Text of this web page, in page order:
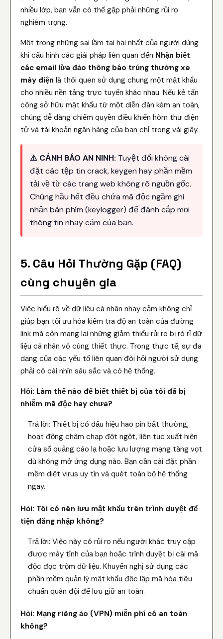
nhiều lớp, bạn vẫn có thể gặp phải những rủi ro
nghiêm trọng.
Một trong những sai lầm tai hại nhất của người dùng
khi cấu hình các giải pháp liên quan đến Nhận biết
các email lừa đảo thông báo trúng thưởng xe
máy điện là thói quen sử dụng chung một mật khẩu
cho nhiều nền tảng trực tuyến khác nhau. Nếu kẻ tấn
công sở hữu mật khẩu từ một diễn đàn kém an toàn,
chúng dễ dàng chiếm quyền điều khiển hòm thư điện
tử và tài khoản ngân hàng của bạn chỉ trong vài giây.
⚠️ CẢNH BÁO AN NINH: Tuyệt đối không cài
đặt các tệp tin crack, keygen hay phần mềm
tải về từ các trang web không rõ nguồn gốc.
Chúng hầu hết đều chứa mã độc ngầm ghi
nhận bàn phím (keylogger) để đánh cắp mọi
thông tin nhạy cảm của bạn.
5. Câu Hỏi Thường Gặp (FAQ)
cùng chuyên gia
Việc hiểu rõ về dữ liệu cá nhân nhạy cảm không chỉ
giúp bạn tối ưu hóa kiểm tra độ an toàn của đường
link mà còn mang lại những giảm thiểu rủi ro bị rò rỉ dữ
liệu cá nhân vô cùng thiết thực. Trong thực tế, sự đa
dạng của các yếu tố liên quan đòi hỏi người sử dụng
phải có cái nhìn sâu sắc và có hệ thống.
Hỏi: Làm thế nào để biết thiết bị của tôi đã bị
nhiễm mã độc hay chưa?
Trả lời: Thiết bị có dấu hiệu hao pin bất thường,
hoạt động chậm chạp đột ngột, liên tục xuất hiện
cửa sổ quảng cáo lạ hoặc lưu lượng mạng tăng vọt
dù không mở ứng dụng nào. Bạn cần cài đặt phần
mềm diệt virus uy tín và quét toàn bộ hệ thống
ngay.
Hỏi: Tôi có nên lưu mật khẩu trên trình duyệt để
tiện đăng nhập không?
Trả lời: Việc này có rủi ro nếu người khác truy cập
được máy tính của bạn hoặc trình duyệt bị cài mã
độc đọc trộm dữ liệu. Khuyến nghị sử dụng các
phần mềm quản lý mật khẩu độc lập mã hóa tiêu
chuẩn quân đội để lưu giữ an toàn.
Hỏi: Mạng riêng ảo (VPN) miễn phí có an toàn
không?